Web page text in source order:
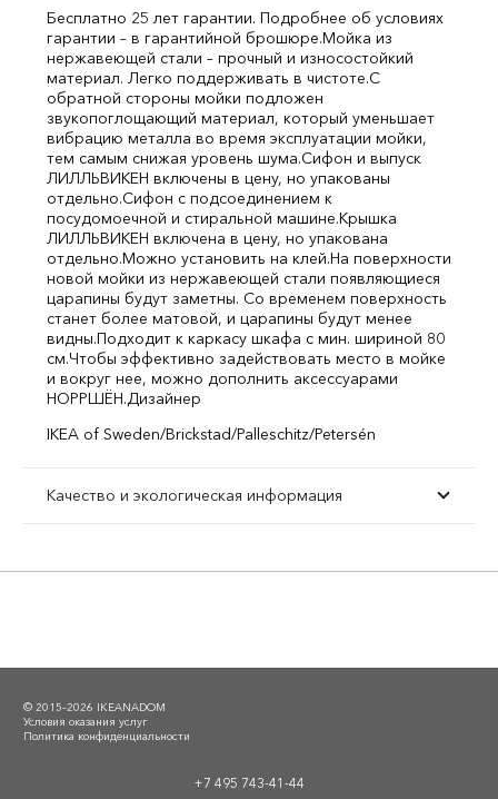
Бесплатно 25 лет гарантии. Подробнее об условиях
гарантии – в гарантийной брошюре.Мойка из
нержавеющей стали – прочный и износостойкий
материал. Легко поддерживать в чистоте.С
обратной стороны мойки подложен
звукопоглощающий материал, который уменьшает
вибрацию металла во время эксплуатации мойки,
тем самым снижая уровень шума.Сифон и выпуск
ЛИЛЛЬВИКЕН включены в цену, но упакованы
отдельно.Сифон с подсоединением к
посудомоечной и стиральной машине.Крышка
ЛИЛЛЬВИКЕН включена в цену, но упакована
отдельно.Можно установить на клей.На поверхности
новой мойки из нержавеющей стали появляющиеся
царапины будут заметны. Со временем поверхность
станет более матовой, и царапины будут менее
видны.Подходит к каркасу шкафа с мин. шириной 80
см.Чтобы эффективно задействовать место в мойке
и вокруг нее, можно дополнить аксессуарами
НОРРШЁН.Дизайнер
IKEA of Sweden/Brickstad/Palleschitz/Petersén
Качество и экологическая информация
© 2015–2026 IKEANADOM
Условия оказания услуг
Политика конфиденциальности
+7 495 743-41-44